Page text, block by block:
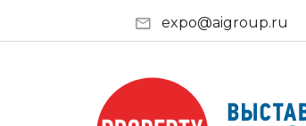
expo@aigroup.ru